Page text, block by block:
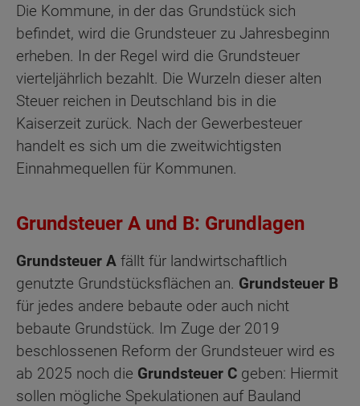
Die Kommune, in der das Grundstück sich
befindet, wird die Grundsteuer zu Jahresbeginn
erheben. In der Regel wird die Grundsteuer
vierteljährlich bezahlt. Die Wurzeln dieser alten
Steuer reichen in Deutschland bis in die
Kaiserzeit zurück. Nach der Gewerbesteuer
handelt es sich um die zweitwichtigsten
Einnahmequellen für Kommunen.
Grundsteuer A und B: Grundlagen
Grundsteuer A fällt für landwirtschaftlich
genutzte Grundstücksflächen an. Grundsteuer B
für jedes andere bebaute oder auch nicht
bebaute Grundstück. Im Zuge der 2019
beschlossenen Reform der Grundsteuer wird es
ab 2025 noch die Grundsteuer C geben: Hiermit
sollen mögliche Spekulationen auf Bauland